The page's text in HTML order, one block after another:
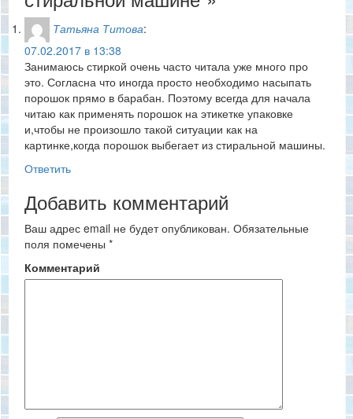
Татьяна Титова:
07.02.2017 в 13:38
Занимаюсь стиркой очень часто читала уже много про
это. Согласна что иногда просто необходимо насыпать
порошок прямо в барабан. Поэтому всегда для начала
читаю как применять порошок на этикетке упаковке
и,чтобы не произошло такой ситуации как на
картинке,когда порошок выбегает из стиральной машины.
Ответить
Добавить комментарий
Ваш адрес email не будет опубликован. Обязательные
поля помечены*
Комментарий